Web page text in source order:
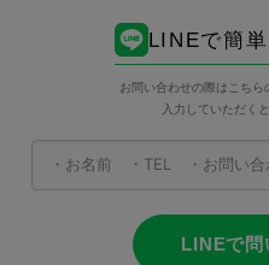
LINEで簡
お問い合わせの際はこち
入力していただく
LINEで問